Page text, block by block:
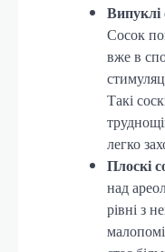
Випуклі
Сосок
вже в
Такі
легко
Плоскі
над
рівні з